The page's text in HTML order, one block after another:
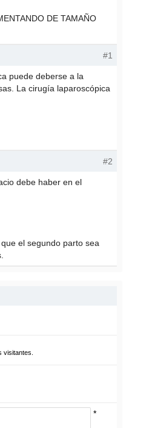
DE TAMAÑO
#1
puede deberse a la
La cirugía laparoscópica
#2
debe haber en el
el segundo parto sea
visitantes.
*